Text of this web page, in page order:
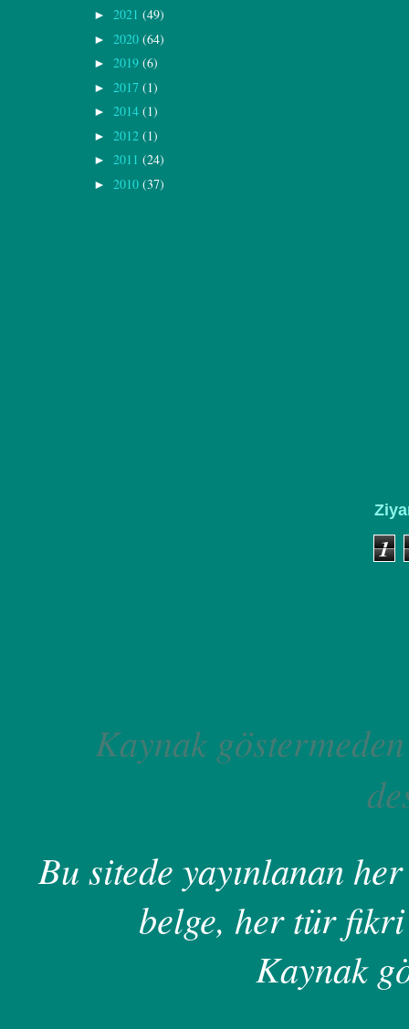
► 2021 (49)
► 2020 (64)
► 2019 (6)
► 2017 (1)
► 2014 (1)
► 2012 (1)
► 2011 (24)
► 2010 (37)
1
Kaynak
Bu sitede yayınlanan
belge, her tür
Kaynak